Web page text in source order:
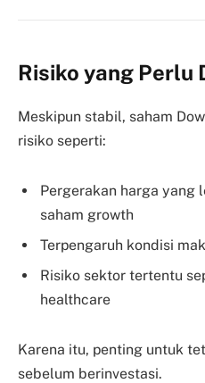
Risiko yang Perlu
Meskipun stabil, saham
risiko seperti:
Pergerakan harga yang
saham growth
Terpengaruh kondisi
Risiko sektor tertentu
healthcare
Karena itu, penting untuk
sebelum berinvestasi.